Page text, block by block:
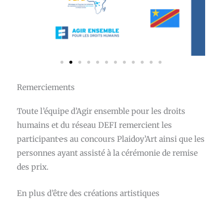
Remerciements
Toute l’équipe d’Agir ensemble pour les droits
humains et du réseau DEFI remercient les
participant·e·s au concours Plaidoy’Art ainsi que les
personnes ayant assisté à la cérémonie de remise
des prix.
En plus d’être des créations artistiques